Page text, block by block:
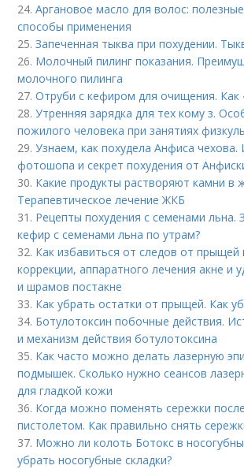
24.Аргановое масло для волос:
способы применения
25.Запеченная тыква при похудении.
26. Молочный пилинг показания.
молочного пилинга
27.Отруби с кефиром для очищения. Как
28.Утренняя зарядка для тех кому з.
пожилого человека при занятиях
29.Узнаем, как похудела Анфиса чехова.
фотошопа и секрет похудения от
30. Какие продукты растворяют камни в
Терапевтическое лечение ЖКБ
31. Рецепты похудения с семенами льна.
кефир с семенами льна по утрам?
32. Как избавиться от следов от
коррекции, аппаратного лечения акне и
и шрамов постакне
33. Как убрать остатки от прыщей. Как
34. Ботулотоксин побочные действия.
и механизм действия ботулотоксина
35. Как часто можно делать лазерную
подмышек. Сколько нужно сеансов
для гладкой кожи
36. Когда можно поменять сережки
пистолетом. Как правильно снять
37. Можно ли колоть Ботокс в
убрать носогубные складки?